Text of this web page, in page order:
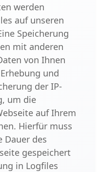
werden
auf unseren
Speicherung
mit anderen
von Ihnen
und
der IP-
um die
auf Ihrem
Hierfür muss
Dauer des
gespeichert
in Logfiles